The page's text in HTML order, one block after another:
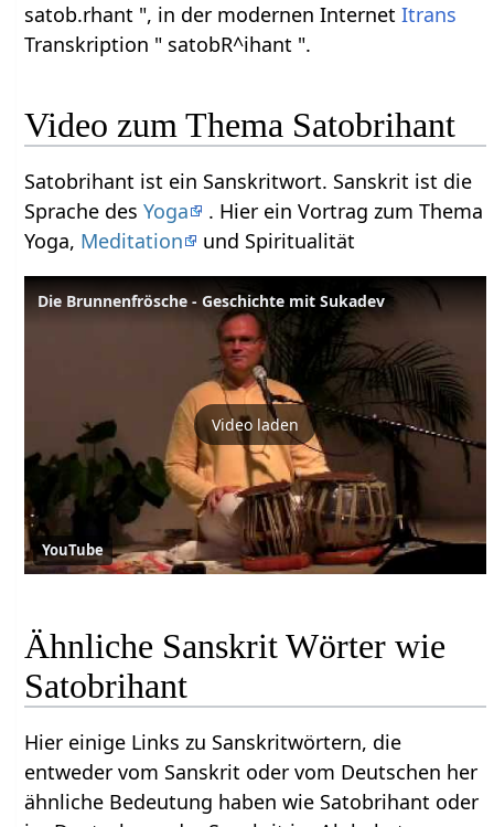
satob.rhant ", in der modernen InternetItrans
Transkription " satobR^ihant ".
Video zum Thema Satobrihant
Satobrihant ist ein Sanskritwort. Sanskrit ist die
Sprache desYoga
. Hier ein Vortrag zum Thema
Yoga, Meditation und Spiritualität
Die Brunnenfrösche - Geschichte mit Sukadev
Video laden
YouTube
Ähnliche Sanskrit Wörter wie
Satobrihant
Hier einige Links zu Sanskritwörtern, die
entweder vom Sanskrit oder vom Deutschen her
ähnliche Bedeutung haben wie Satobrihant oder